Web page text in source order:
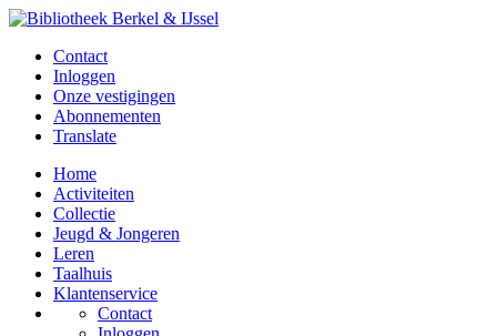
Contact
Inloggen
Onze vestigingen
Abonnementen
Translate
Home
Activiteiten
Collectie
Jeugd & Jongeren
Leren
Taalhuis
Klantenservice
Contact